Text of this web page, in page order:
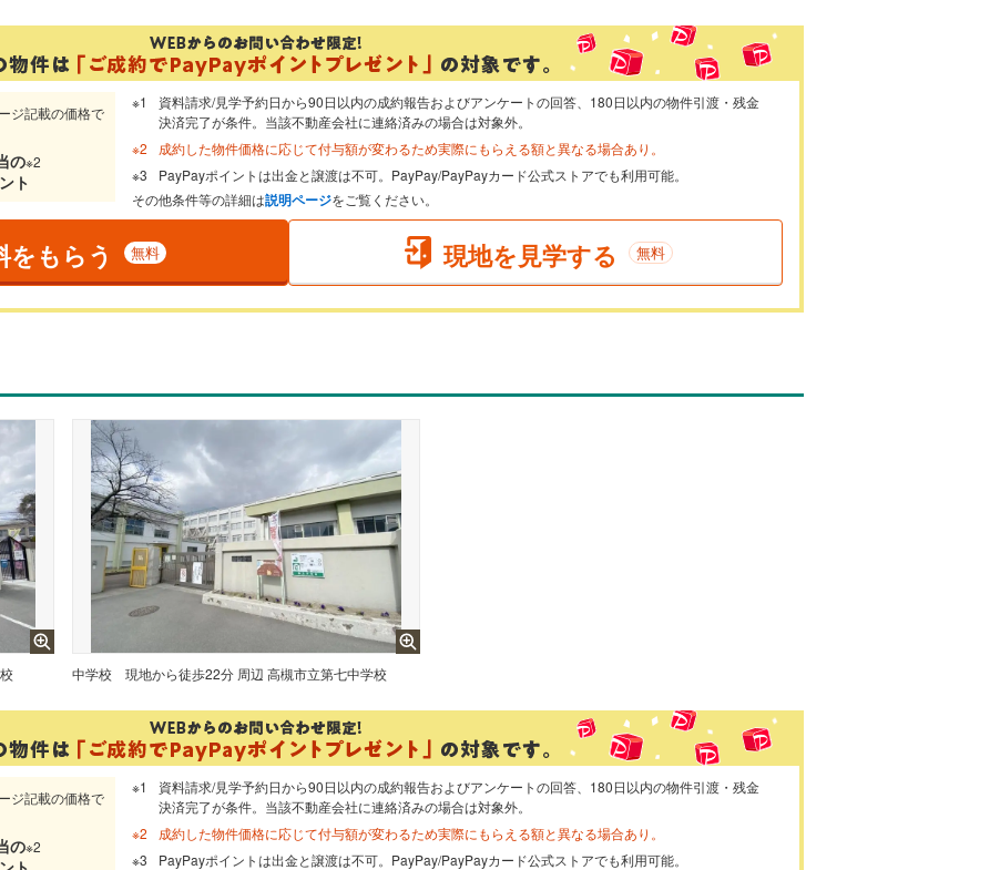
ジ記載の価格で
の※2
ト
資料請求/見学予約日から90日以内の成約報告およびアンケートの回答、180日以内の物件引渡・残金
決済完了が条件。当該不動産会社に連絡済みの場合は対象外。
成約した物件価格に応じて付与額が変わるため実際にもらえる額と異なる場合あり。
PayPayポイントは出金と譲渡は不可。PayPay/PayPayカード公式ストアでも利用可能。
その他条件等の詳細は説明ページをご覧ください。
をもらう 無料 現地を見学する 無料
中学校 現地から徒歩22分 周辺 高槻市立第七中学校
ジ記載の価格で
の※2
資料請求/見学予約日から90日以内の成約報告およびアンケートの回答、180日以内の物件引渡・残金
決済完了が条件。当該不動産会社に連絡済みの場合は対象外。
成約した物件価格に応じて付与額が変わるため実際にもらえる額と異なる場合あり。
PayPayポイントは出金と譲渡は不可。PayPay/PayPayカード公式ストアでも利用可能。